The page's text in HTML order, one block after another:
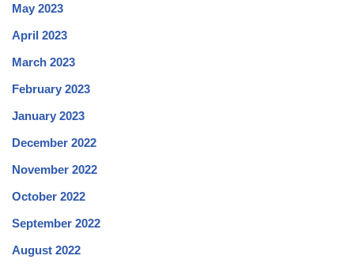
May 2023
April 2023
March 2023
February 2023
January 2023
December 2022
November 2022
October 2022
September 2022
August 2022